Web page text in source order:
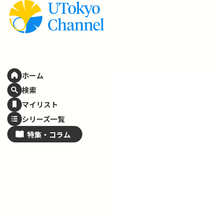
ホーム
検索
マイリスト
シリーズ一覧
特集・ コラム